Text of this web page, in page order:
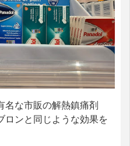
名な市販の解熱鎮痛剤
ロンと同じような効果を